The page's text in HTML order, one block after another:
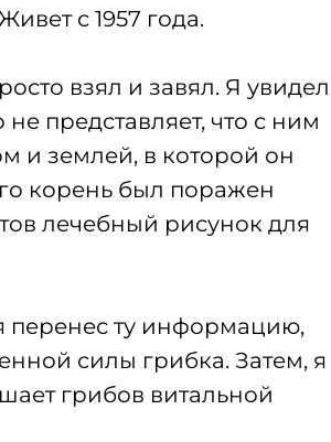
Живет с 1957 года.
взял и завял. Я увидел
представляет, что с ним
и землей, в которой он
корень был поражен
лечебный рисунок для
перенес ту информацию,
силы грибка. Затем, я
грибов витальной